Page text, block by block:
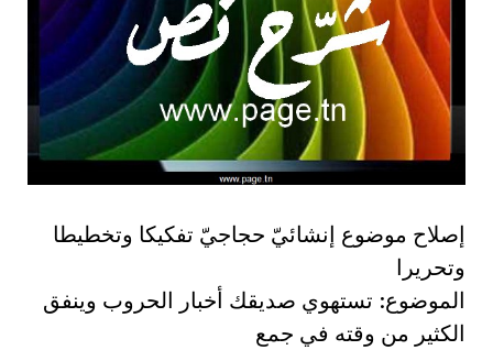
إصلاح موضوع إنشائيّ حجاجيّ تفكيكا وتخطيطا
وتحريرا
الموضوع: تستهوي صديقك أخبار الحروب وينفق
الكثير من وقته في جمع